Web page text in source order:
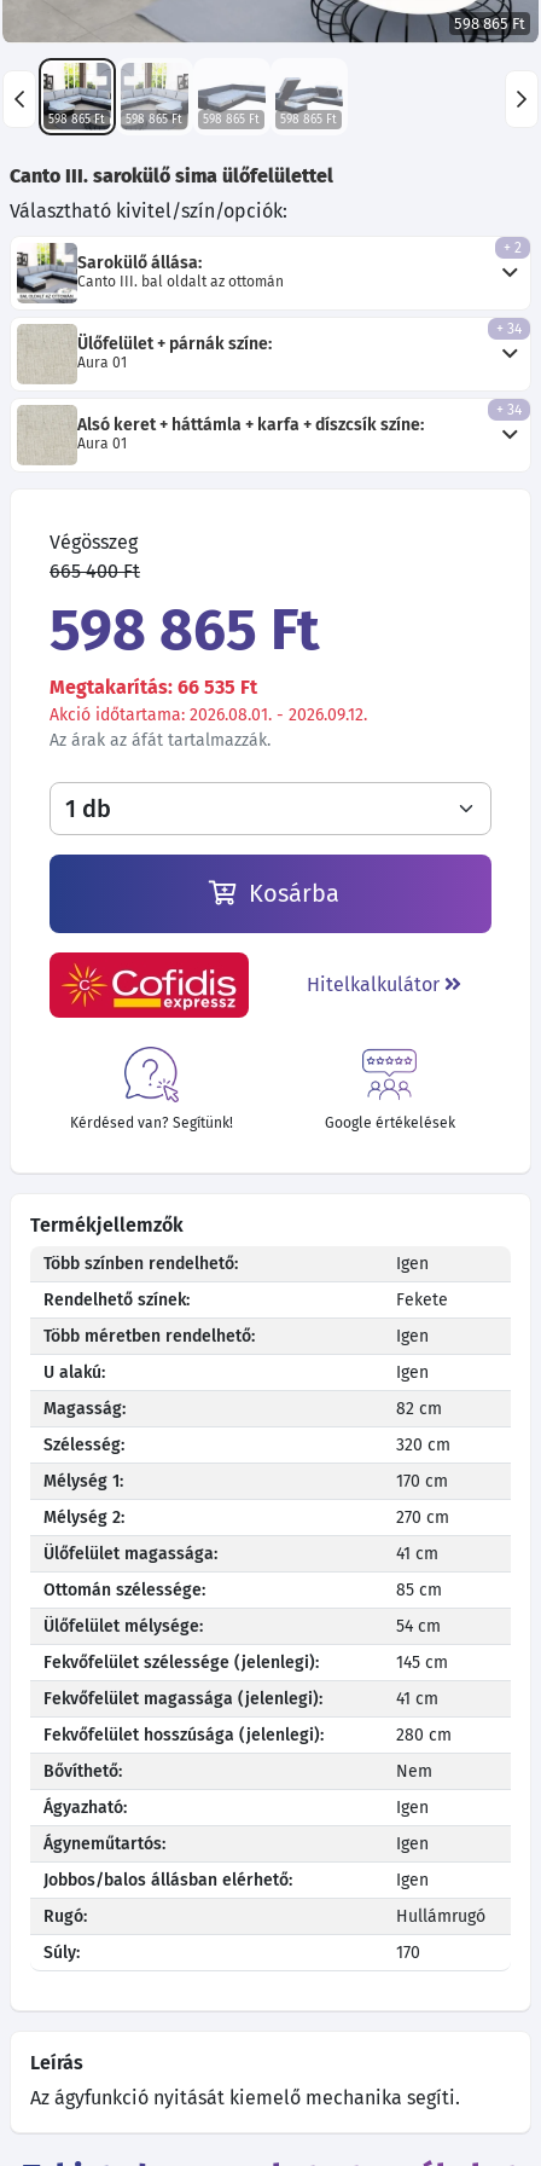
598 865 Ft
598 865 Ft 598 865 Ft 598 865 Ft 598 865 Ft
Canto III. sarokülő sima ülőfelülettel
Választható kivitel/szín/opciók:
Sarokülő állása:
Canto III. bal oldalt az ottomán
+ 2
Ülőfelület + párnák színe:
Aura 01
+ 34
Alsó keret + háttámla + karfa + díszcsík színe:
Aura 01
+ 34
Végösszeg
665 400 Ft
598 865 Ft
Megtakarítás: 66 535 Ft
Akció időtartama: 2026.08.01. - 2026.09.12.
Az árak az áfát tartalmazzák.
Kosárba
Hitelkalkulátor
Kérdésed van? Segítünk! Google értékelések
Termékjellemzők
Több színben rendelhető:
Igen
Rendelhető színek:
Fekete
Több méretben rendelhető:
Igen
U alakú:
Igen
Magasság:
82 cm
Szélesség:
320 cm
Mélység 1:
170 cm
Mélység 2:
270 cm
Ülőfelület magassága:
41 cm
Ottomán szélessége:
85 cm
Ülőfelület mélysége:
54 cm
Fekvőfelület szélessége (jelenlegi):
145 cm
Fekvőfelület magassága (jelenlegi):
41 cm
Fekvőfelület hosszúsága (jelenlegi):
280 cm
Bővíthető:
Nem
Ágyazható:
Igen
Ágyneműtartós:
Igen
Jobbos/balos állásban elérhető:
Igen
Rugó:
Hullámrugó
Súly:
170
Leírás
Az ágyfunkció nyitását kiemelő mechanika segíti.